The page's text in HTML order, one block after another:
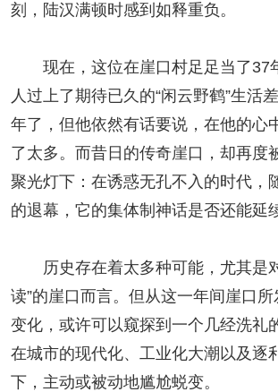
刻，陆汉满顿时感到如释重负。
现在，这位在崖口村足足当了37
人过上了期待已久的“闲云野鹤”生活
年了，但他依然有话要说，在他的心
了太多。而昔日的传奇崖口，却再度
聚光灯下：在诱惑无孔不入的时代，
的退幕，它的集体制神话是否还能延
历史存在着太多种可能，尤其是
读”的崖口而言。但从这一年间崖口
变化，或许可以窥探到一个几经洗礼
在城市的现代化、工业化大潮以及逐
下，主动或被动地尴尬蜕变。